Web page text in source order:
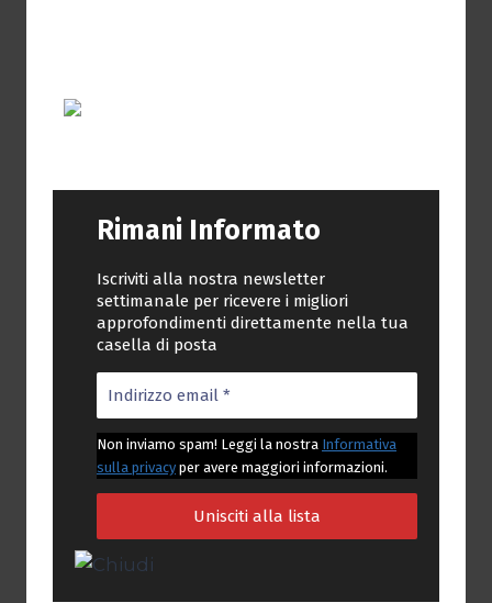
Rimani Informato
Iscriviti alla nostra newsletter
settimanale per ricevere i migliori
approfondimenti direttamente nella tua
casella di posta
Non inviamo spam! Leggi la nostra Informativa
sulla privacy per avere maggiori informazioni.